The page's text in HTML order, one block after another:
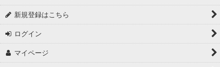
新規登録はこちら
ログイン
マイページ